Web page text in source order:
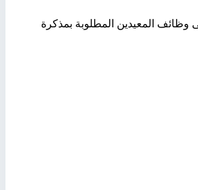
وظائف المعيدين المطلوبة بمذكرة